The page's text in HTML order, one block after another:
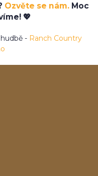
Ozvěte se nám. Moc
💖
- Ranch Country